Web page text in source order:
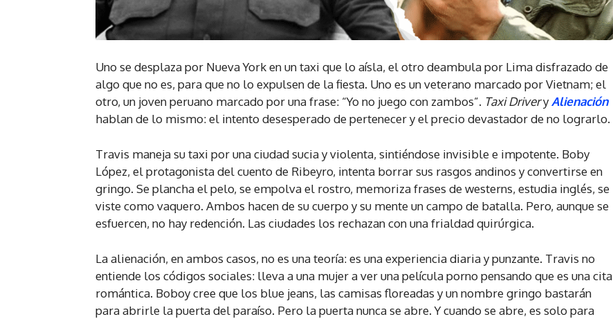
Uno se desplaza por Nueva York en un taxi que lo aísla, el otro deambula por Lima disfrazado de
algo que no es, para que no lo expulsen de la fiesta. Uno es un veterano marcado por Vietnam; el
otro, un joven peruano marcado por una frase: “Yo no juego con zambos”. Taxi DriveryAlienación
hablan de lo mismo: el intento desesperado de pertenecer y el precio devastador de no lograrlo.
Travis maneja su taxi por una ciudad sucia y violenta, sintiéndose invisible e impotente. Boby
López, el protagonista del cuento de Ribeyro, intenta borrar sus rasgos andinos y convertirse en
gringo. Se plancha el pelo, se empolva el rostro, memoriza frases de westerns, estudia inglés, se
viste como vaquero. Ambos hacen de su cuerpo y su mente un campo de batalla. Pero, aunque se
esfuercen, no hay redención. Las ciudades los rechazan con una frialdad quirúrgica.
La alienación, en ambos casos, no es una teoría: es una experiencia diaria y punzante. Travis no
entiende los códigos sociales: lleva a una mujer a ver una película porno pensando que es una cita
romántica. Boboy cree que los blue jeans, las camisas floreadas y un nombre gringo bastarán
para abrirle la puerta del paraíso. Pero la puerta nunca se abre. Y cuando se abre, es solo para